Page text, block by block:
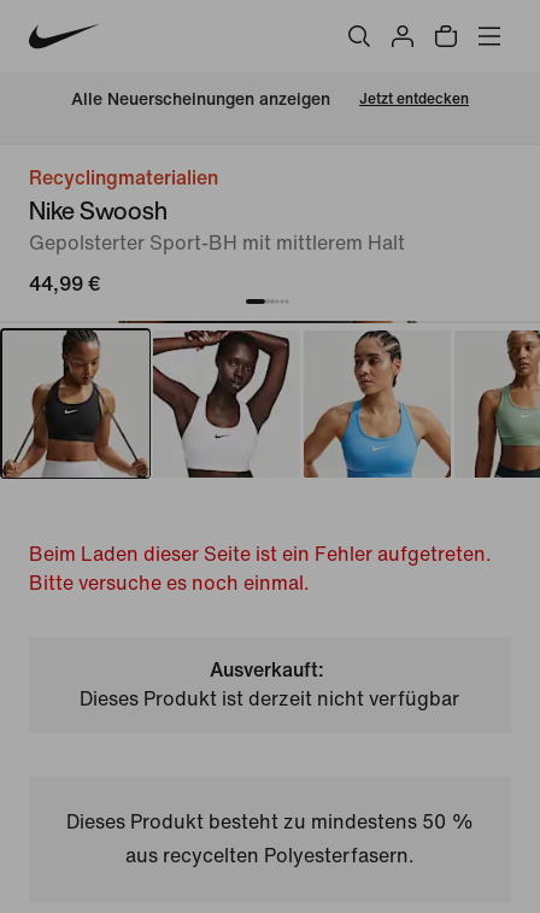
Alle Neuerscheinungen anzeigen Jetzt entdecken
Recyclingmaterialien
Nike Swoosh
Gepolsterter Sport-BH mit mittlerem Halt
44,99 €
Beim Laden dieser Seite ist ein Fehler aufgetreten.
Bitte versuche es noch einmal.
Ausverkauft:
Dieses Produkt ist derzeit nicht verfügbar
Dieses Produkt besteht zu mindestens 50 %
aus recycelten Polyesterfasern.